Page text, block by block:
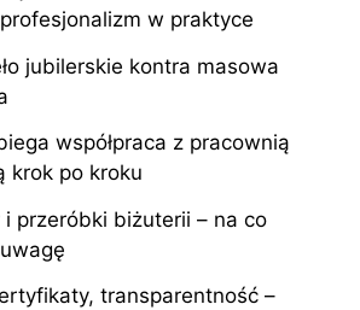
w praktyce
jubilerskie kontra masowa
współpraca z pracownią
krok po kroku
i przeróbki biżuterii – na co
transparentność –